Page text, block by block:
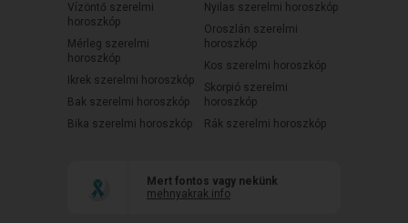
Vízöntő szerelmi
horoszkóp
Mérleg szerelmi
horoszkóp
Ikrek szerelmi horoszkóp
Bak szerelmi horoszkóp
Bika szerelmi horoszkóp
Nyilas szerelmi horoszkóp
Oroszlán szerelmi
horoszkóp
Kos szerelmi horoszkóp
Skorpió szerelmi
horoszkóp
Rák szerelmi horoszkóp
Mert fontos vagy nekünk
mehnyakrak.info